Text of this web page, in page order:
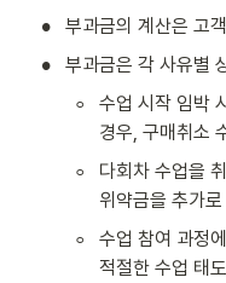
• 부과금의 계산은 고
• 부과금은 각 사유별
◦
수업 시작 임박
경우, 구매취소
◦
다회차 수업을
위약금을 추가
◦
수업 참여 과정
적절한 수업 태